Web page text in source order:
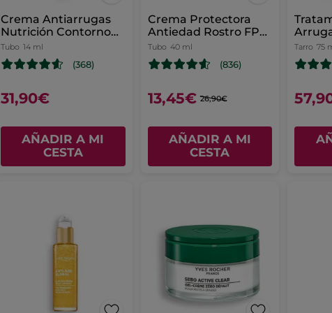
Crema Antiarrugas
Nutrición Contorno
de Ojos
Tubo 14 ml
(368)
31,90€
AÑADIR A MI
CESTA
Crema Protectora
Antiedad Rostro FPS
50+
Tubo 40 ml
(836)
13,45€ 26,90€
AÑADIR A MI
CESTA
Tarro 75